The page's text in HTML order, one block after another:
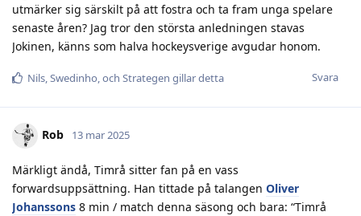
utmärker sig särskilt på att fostra och ta fram unga spelare
senaste åren? Jag tror den största anledningen stavas
Jokinen, känns som halva hockeysverige avgudar honom.
Svara
Nils,Swedinho, och Strategen gillar detta
Rob 13 mar 2025
Märkligt ändå, Timrå sitter fan på en vass
forwardsuppsättning. Han tittade på talangen Oliver
Johanssons 8 min / match denna säsong och bara: “Timrå